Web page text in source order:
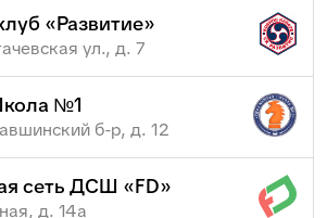
«Развитие»
ул., д. 7
№1
б-р, д. 12
сеть ДСШ «FD»
д. 14а